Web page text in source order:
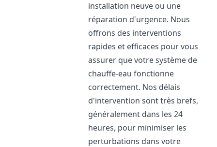
installation neuve ou une
réparation d'urgence. Nous
offrons des interventions
rapides et efficaces pour vous
assurer que votre système de
chauffe-eau fonctionne
correctement. Nos délais
d'intervention sont très brefs,
généralement dans les 24
heures, pour minimiser les
perturbations dans votre